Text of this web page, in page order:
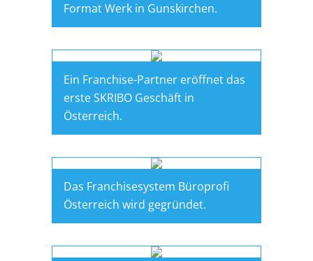
Format Werk in Gunskirchen.
Ein Franchise-Partner eröffnet das
erste SKRIBO Geschäft in
Österreich.
Das Franchisesystem Büroprofi
Österreich wird gegründet.